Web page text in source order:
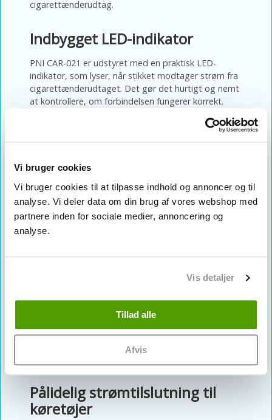
Vi bruger cookies
Vi bruger cookies til at tilpasse indhold og annoncer og til
analyse. Vi deler data om din brug af vores webshop med
partnere inden for sociale medier, annoncering og
analyse.
Vis detaljer
Tillad alle
Afvis
cigarettænderudtag.
Indbygget LED-indikator
PNI CAR-021 er udstyret med en praktisk LED-
indikator, som lyser, når stikket modtager strøm fra
cigarettænderudtaget. Det gør det hurtigt og nemt
at kontrollere, om forbindelsen fungerer korrekt.
Beskyttelse mod kortslutning
indbygget sikring, som hjælper med at beskytte det
tilsluttede udstyr mod kortslutning og elektriske fejl.
Sikringen kan nemt udskiftes ved at skrue frontdelen
af stikket af.
Outputspænding: DC 12V-24V
LED-strømindikator
Kortslutningsbeskyttelse
Pålidelig strømtilslutning til
køretøjer